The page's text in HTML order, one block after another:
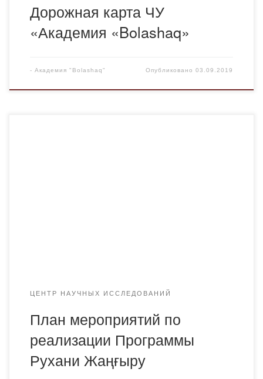
Дорожная карта ЧУ
«Академия «Bolashaq»
- Академия "Bolashaq" Опубликовано03.09.2019
ЦЕНТР НАУЧНЫХ ИССЛЕДОВАНИЙ
План мероприятий по
реализации Программы
Рухани Жаңғыру